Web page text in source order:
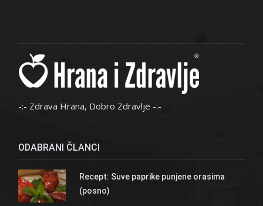
-:- Zdrava Hrana, Dobro Zdravlje -:-
ODABRANI ČLANCI
Recept: Suve paprike punjene orasima
(posno)